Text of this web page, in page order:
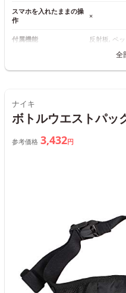
スマホを入れたままの操
作
×
付属機能 反射板, ペ
全
ナイキ
ボトルウエストパッ
参考価格 3,432円